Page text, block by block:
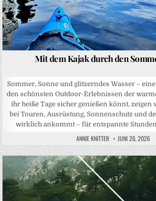
Mit dem Kajak durch den
Sommer, Sonne und glitzerndes Wasser –
den schönsten Outdoor-Erlebnissen der
ihr heiße Tage sicher genießen könnt, zeigen
bei Touren, Ausrüstung, Sonnenschutz und
wirklich ankommt – für entspannte
ANNIE KNITTER JUNI 26, 2026
Posted in